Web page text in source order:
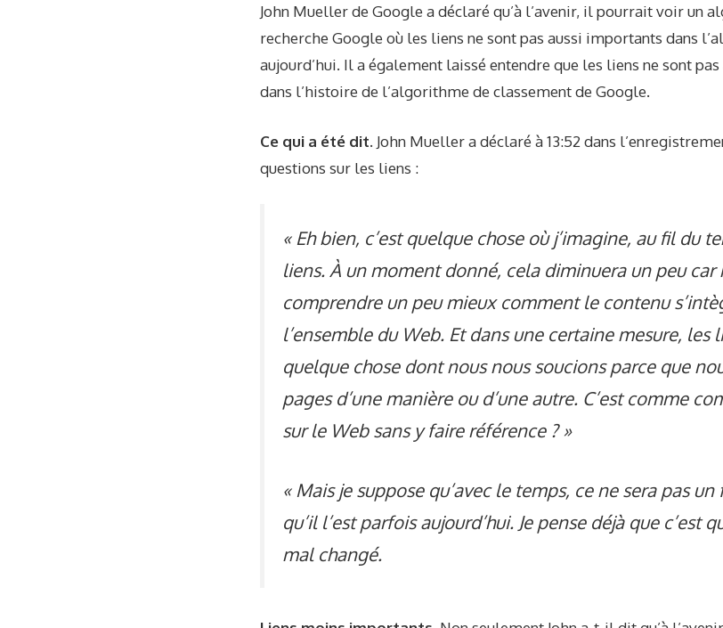
John Mueller de Google a déclaré qu’à l’avenir, il pourrait voir un
recherche Google où les liens ne sont pas aussi importants dans
aujourd’hui. Il a également laissé entendre que les liens ne sont
dans l’histoire de l’algorithme de classement de Google.
Ce qui a été dit. John Mueller a déclaré à 13:52 dans
questions sur les liens :
« Eh bien, c’est quelque chose où j’imagine, au fil du
liens. À un moment donné, cela diminuera un peu car
comprendre un peu mieux comment le contenu
l’ensemble du Web. Et dans une certaine mesure, les
quelque chose dont nous nous soucions parce que
pages d’une manière ou d’une autre. C’est comme
sur le Web sans y faire référence ? »
« Mais je suppose qu’avec le temps, ce ne sera pas
qu’il l’est parfois aujourd’hui. Je pense déjà que c’est
mal changé.